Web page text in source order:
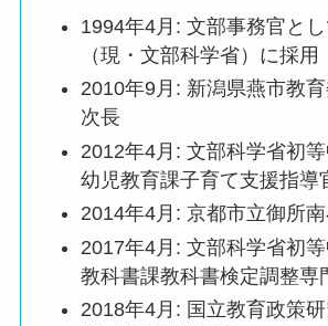
1994年4月 : 文部事務官と
（現・文部科学省）に採用
2010年9月 : 新潟県燕市教
次長
2012年4月 : 文部科学省初
幼児教育課子育て支援指導
2014年4月 : 京都市立御所
2017年4月 : 文部科学省初
教科書課教科書検定調整専
2018年4月 : 国立教育政策